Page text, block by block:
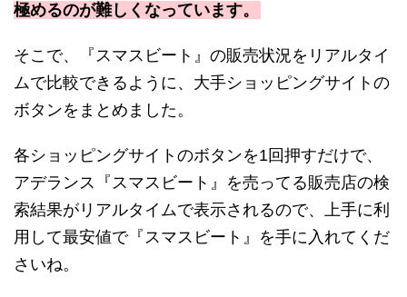
極めるのが難しくなっています。
そこで、『スマスビート』の販売状況をリアルタイ
ムで比較できるように、大手ショッピングサイトの
ボタンをまとめました。
各ショッピングサイトのボタンを1回押すだけで、
アデランス『スマスビート』を売ってる販売店の検
索結果がリアルタイムで表示されるので、上手に利
用して最安値で『スマスビート』を手に入れてくだ
さいね。